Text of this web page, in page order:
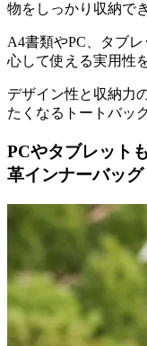
物をしっかり収納で
A4書類やPC、タブ
心して使える実用性
デザイン性と収納力
たくなるトートバッ
PCやタブレット
革インナーバッグ